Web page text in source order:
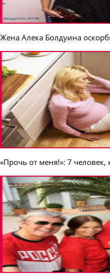
Жена Алека Болдуина
«Прочь от меня!»: 7